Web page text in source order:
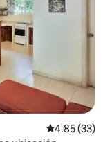
Calificación
4.85 (33)